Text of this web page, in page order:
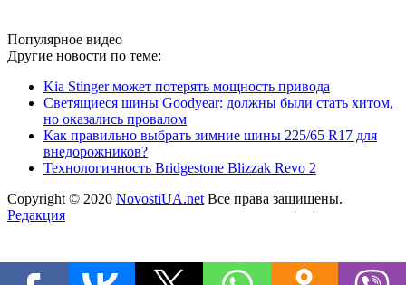
Популярное видео
Другие новости по теме:
Kia Stinger может потерять мощность привода
Светящиеся шины Goodyear: должны были стать хитом,
но оказались провалом
Как правильно выбрать зимние шины 225/65 R17 для
внедорожников?
Технологичность Bridgestone Blizzak Revo 2
Copyright © 2020 NovostiUA.net Все права защищены.
Редакция